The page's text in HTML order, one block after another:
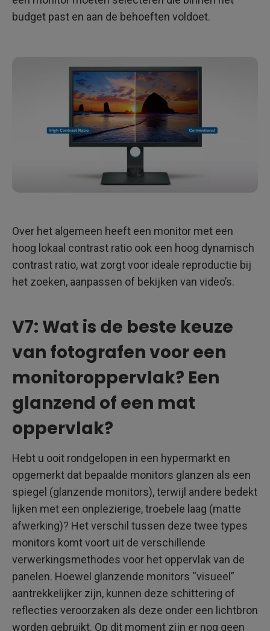
budget past en aan de behoeften voldoet.
Over het algemeen heeft een monitor met een
hoog lokaal contrast ratio ook een hoog dynamisch
contrast ratio, wat zorgt voor ideale reproductie bij
het zoeken, aanpassen of bekijken van video’s.
V7: Wat is de beste keuze
van fotografen voor een
monitoroppervlak? Een
glanzend of een mat
oppervlak?
Hebt u ooit rondgelopen in een hypermarkt en
opgemerkt dat bepaalde monitors glanzen als een
spiegel (glanzende monitors), terwijl andere bedekt
lijken met een onplezierige, troebele laag (matte
afwerking)? Het verschil tussen deze twee types
monitors komt voort uit de verschillende
verwerkingsmethodes voor het oppervlak van de
panelen. Hoewel glanzende monitors “visueel”
aantrekkelijker zijn, kunnen deze schittering of
reflecties veroorzaken als deze onder een lichtbron
worden gebruikt. Op dit moment zijn er nog geen